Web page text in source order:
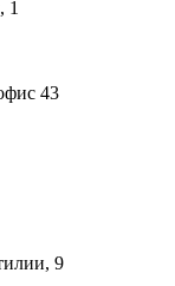
1
43
9